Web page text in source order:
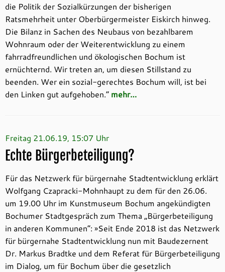
die Politik der Sozialkürzungen der bisherigen
Ratsmehrheit unter Oberbürgermeister Eiskirch hinweg.
Die Bilanz in Sachen des Neubaus von bezahlbarem
Wohnraum oder der Weiterentwicklung zu einem
fahrradfreundlichen und ökologischen Bochum ist
ernüchternd. Wir treten an, um diesen Stillstand zu
beenden. Wer ein sozial-gerechtes Bochum will, ist bei
den Linken gut aufgehoben.“ mehr…
Freitag 21.06.19, 15:07 Uhr
Echte Bürgerbeteiligung?
Für das Netzwerk für bürgernahe Stadtentwicklung erklärt
Wolfgang Czapracki-Mohnhaupt zu dem für den 26.06.
um 19.00 Uhr im Kunstmuseum Bochum angekündigten
Bochumer Stadtgespräch zum Thema „Bürgerbeteiligung
in anderen Kommunen“: »Seit Ende 2018 ist das Netzwerk
für bürgernahe Stadtentwicklung nun mit Baudezernent
Dr. Markus Bradtke und dem Referat für Bürgerbeteiligung
im Dialog, um für Bochum über die gesetzlich